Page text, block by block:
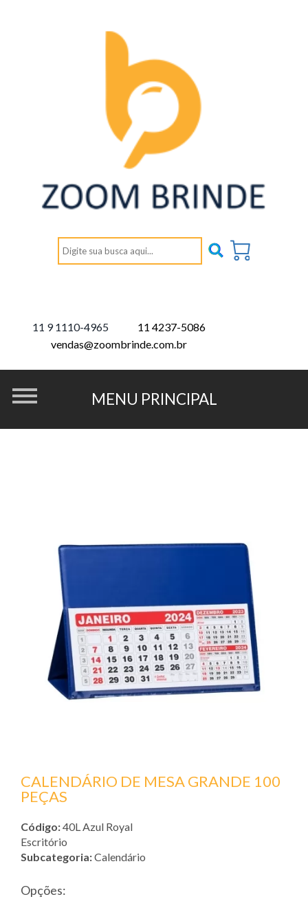
11 9 1110-4965
11 4237-5086
vendas@zoombrinde.com.br
CALENDÁRIO DE MESA GRANDE 100
PEÇAS
Código:40L Azul Royal
Escritório
Subcategoria:Calendário
Opções: